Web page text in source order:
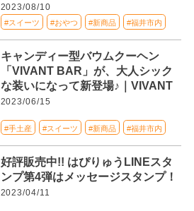
2023/08/10
#スイーツ #おやつ #新商品 #福井市内
キャンディー型バウムクーヘン
「VIVANT BAR」が、大人シック
な装いになって新登場♪｜VIVANT
2023/06/15
#手土産 #スイーツ #新商品 #福井市内
好評販売中!! はぴりゅうLINEスタ
ンプ第4弾はメッセージスタンプ！
2023/04/11